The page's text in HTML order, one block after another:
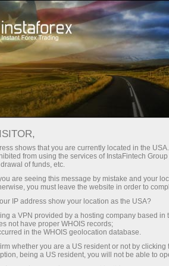
فاریکس کے ساتھ، آپ
حاصل کرتے ہیں: 1:5000 تک کا فائدہ،
میں کچھ بہترین اسپریڈز اور
اور ٹریڈنگ اسٹاک اور انڈیکس
کے لیے فائدہ مند حالات۔
مختصر
30% بونس
ہر ڈیپازٹ پر
رفتار
تجارت اور ہائی ویز پر
shows that you are currently located in the
from using the services of InstaFintech
of funds, etc.
are seeing this message by mistake and your
you must leave the website in order to
IP address show your location as the USA?
a VPN provided by a hosting company based in
not have proper WHOIS records;
in the WHOIS geolocation database.
whether you are a US resident or not by
being a US resident, you will not be able to